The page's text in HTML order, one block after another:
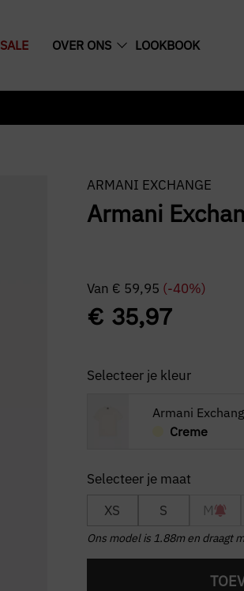
SALE OVER ONS LOOKBOOK
ARMANI EXCHANGE
Armani
Van € 59,95 (-40%)
€35,97
Selecteer je kleur
Armani
Creme
XS S M
Ons model is 1.88m en draagt